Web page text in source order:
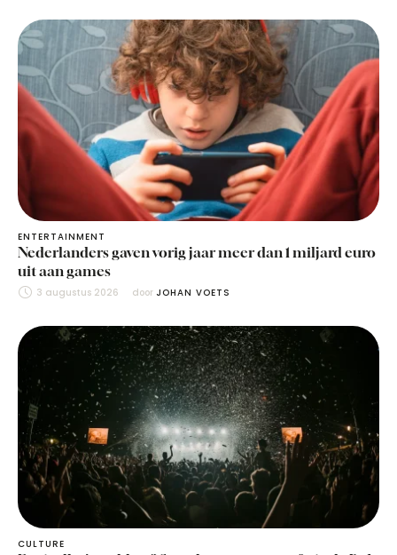
ENTERTAINMENT
Nederlanders gaven vorig jaar meer dan 1 miljard euro
uit aan games
3 augustus 2026 door JOHAN VOETS
CULTURE